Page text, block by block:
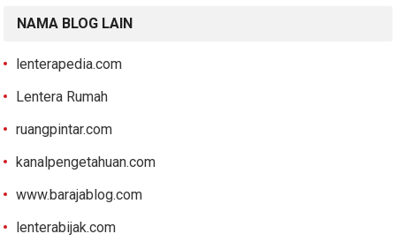
NAMA BLOG LAIN
lenterapedia.com
Lentera Rumah
ruangpintar.com
kanalpengetahuan.com
www.barajablog.com
lenterabijak.com